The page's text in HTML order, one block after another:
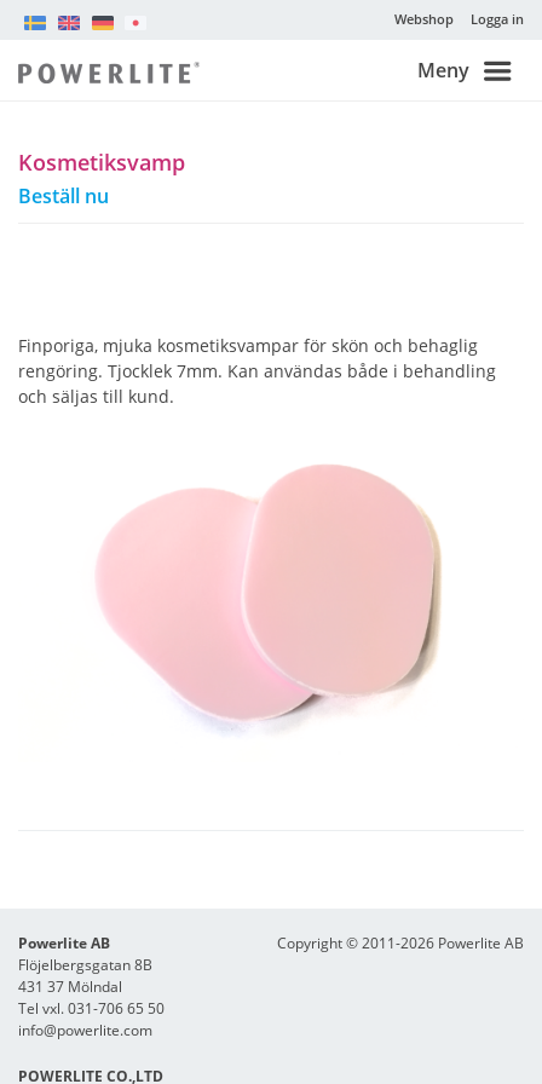
Webshop Logga in
Meny
Kosmetiksvamp
Beställ nu
Finporiga, mjuka kosmetiksvampar för skön och behaglig
rengöring. Tjocklek 7mm. Kan användas både i behandling
och säljas till kund.
Powerlite AB
Flöjelbergsgatan 8B
431 37 Mölndal
Tel vxl. 031-706 65 50
info@powerlite.com
POWERLITE CO.,LTD
Copyright © 2011-2026 Powerlite AB